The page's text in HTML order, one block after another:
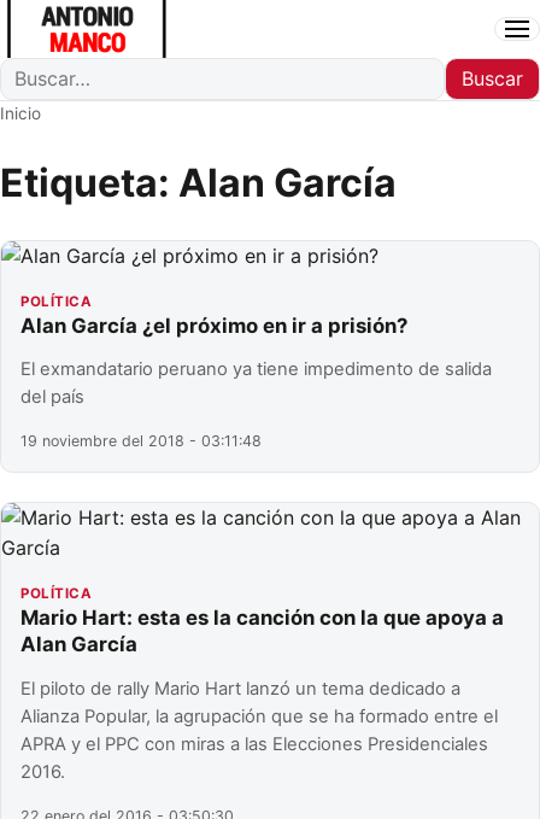
Buscar
Buscar
Inicio
Etiqueta: Alan García
POLÍTICA
Alan García ¿el próximo en ir a prisión?
El exmandatario peruano ya tiene impedimento de salida
del país
19 noviembre del 2018 - 03:11:48
POLÍTICA
Mario Hart: esta es la canción con la que apoya a
Alan García
El piloto de rally Mario Hart lanzó un tema dedicado a
Alianza Popular, la agrupación que se ha formado entre el
APRA y el PPC con miras a las Elecciones Presidenciales
2016.